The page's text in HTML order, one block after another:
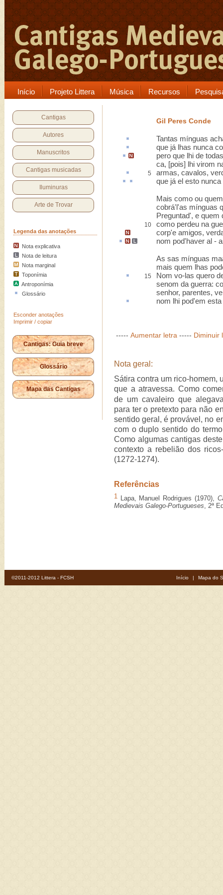
Início Projeto Littera Música Recursos
Cantigas
Autores
Manuscritos
Cantigas musicadas
Iluminuras
Arte de Trovar
Legenda das anotações
Nota explicativa
Nota de leitura
Nota marginal
Toponímia
Antroponímia
Glossário
Esconder anotações
Imprimir / copiar
Cantigas: Guia breve
Glossário
Mapa das Cantigas
Gil Peres Conde
Tantas mínguas
que já lhas nunca
pero que lhi de
ca, [pois] lhi virom
5
armas, cavalos,
que já el esto nunca
Mais como ou
cobrá'l'as mínguas
Preguntad', e quem
10
como perdeu na
corp'e amigos,
nom pod'haver al -
As sas mínguas
mais quem lhas
15
Nom vo-las quero
senom da guerra:
senhor, parentes,
nom lhi pod'em esta
----- Aumentar letra ----- Diminuir
Nota geral:
Sátira contra um rico-homem,
que a atravessa. Como
de um cavaleiro que
para ter o pretexto para não
sentido geral, é provável, no
com o duplo sentido do
Como algumas cantigas
contexto a rebelião dos
(1272-1274).
Referências
1 Lapa, Manuel Rodrigues (1970),
Medievais Galego-Portugueses, 2ª
©2011-2012 Littera - FCSH Início | Mapa do